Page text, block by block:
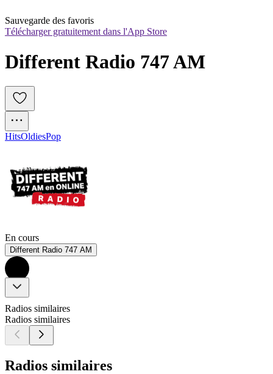
Sauvegarde des favoris
Télécharger gratuitement dans l'App Store
Different Radio 747 AM
HitsOldiesPop
En cours
Different Radio 747 AM
Radios similaires
Radios similaires
Radios similaires